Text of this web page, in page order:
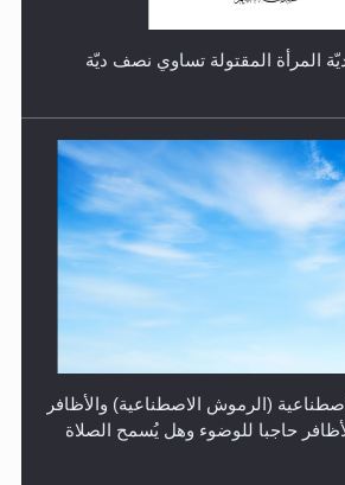
والسلام في سبيل إرساء الأمن
المرأة المقتولة تساوي نصف ديّة
(الرموش الاصطناعية) والأظافر
حاجبا للوضوء وهل يُسمح الصلاة